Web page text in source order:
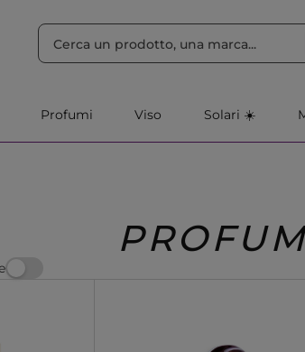
Profumi Viso Solari ☀️